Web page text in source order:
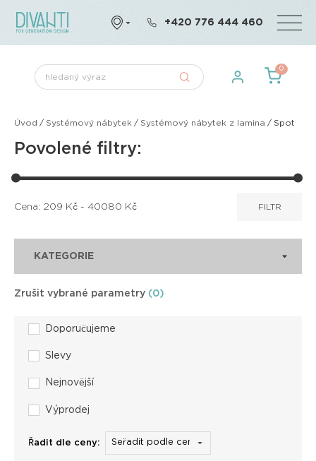
+420 776 444 460
0
Úvod / Systémový nábytek / Systémový nábytek z lamina / Spot
Povolené filtry:
Cena: 209 Kč - 40080 Kč FILTR
KATEGORIE
Zrušit vybrané parametry (0)
Doporučujeme
Slevy
Nejnovější
Výprodej
Řadit dle ceny: